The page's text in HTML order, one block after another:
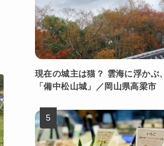
現在の城主は猫？ 雲海に浮かぶ
「備中松山城」／岡山県高梁市